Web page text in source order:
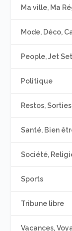
Ma ville, Ma
Mode, Déco,
People, Jet
Politique
Restos,
Santé, Bien
Société,
Sports
Tribune libre
Vacances,